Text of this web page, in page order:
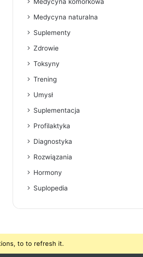
Medycyna naturalna
Suplementy
Zdrowie
Toksyny
Trening
Umysł
Suplementacja
Profilaktyka
Diagnostyka
Rozwiązania
Hormony
Suplopedia
to to refresh it.